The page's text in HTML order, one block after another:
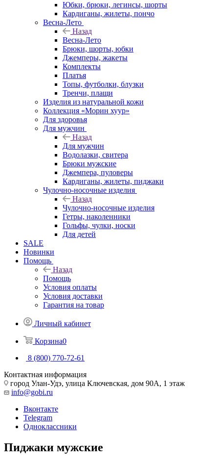
Юбки, брюки, легинсы, шорты
Кардиганы, жилеты, пончо
Весна-Лето
Назад
Весна-Лето
Брюки, шорты, юбки
Джемперы, жакеты
Комплекты
Платья
Топы, футболки, блузки
Тренчи, плащи
Изделия из натуральной кожи
Коллекция «Морин хуур»
Для здоровья
Для мужчин
Назад
Для мужчин
Водолазки, свитера
Брюки мужские
Джемпера, пуловеры
Кардиганы, жилеты, пиджаки
Чулочно-носочные изделия
Назад
Чулочно-носочные изделия
Гетры, наколенники
Гольфы, чулки, носки
Для детей
SALE
Новинки
Помощь
Назад
Помощь
Условия оплаты
Условия доставки
Гарантия на товар
Личный кабинет
Корзина0
8 (800) 770-72-61
Контактная информация
город Улан-Удэ, улица Ключевская, дом 90А, 1 этаж
info@gobi.ru
Вконтакте
Telegram
Одноклассники
Пиджаки мужские